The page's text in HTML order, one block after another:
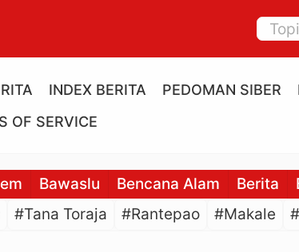
INDEX BERITA PEDOMAN SIBER
OF SERVICE
Bawaslu Bencana Alam Berita
#Tana Toraja #Rantepao #Makale